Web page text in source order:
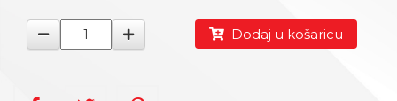
Dodaj u košaricu